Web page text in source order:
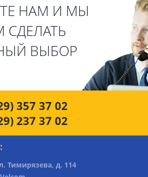
НАМ И МЫ
ВЫБОР
357 37 02
237 37 02
Тимирязева, д. 114